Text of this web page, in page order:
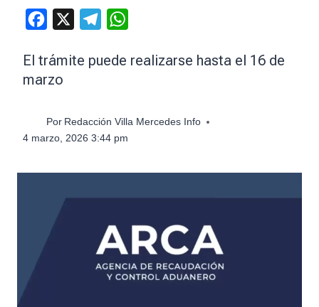
Facebook Telegram
El trámite puede realizarse hasta el 16 de
marzo
Por Redacción Villa Mercedes Info
4 marzo, 2026 3:44 pm